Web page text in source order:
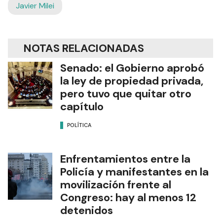
Javier Milei
NOTAS RELACIONADAS
Senado: el Gobierno aprobó
la ley de propiedad privada,
pero tuvo que quitar otro
capítulo
POLÍTICA
Enfrentamientos entre la
Policía y manifestantes en la
movilización frente al
Congreso: hay al menos 12
detenidos